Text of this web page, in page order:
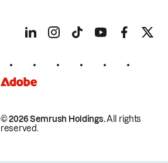
© 2026 Semrush Holdings.All rights
reserved.